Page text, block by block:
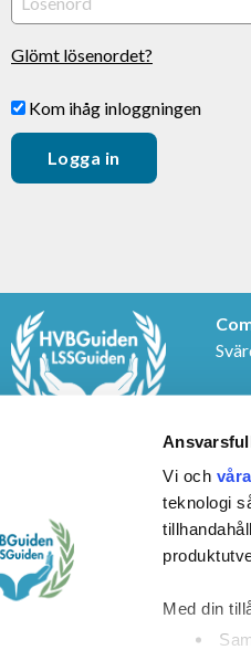
Vi och
teknologi
Med din
Glömt lösenordet?
Kom ihåg inloggningen